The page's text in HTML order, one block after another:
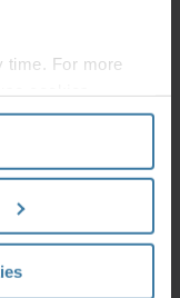
time. For more
create one.